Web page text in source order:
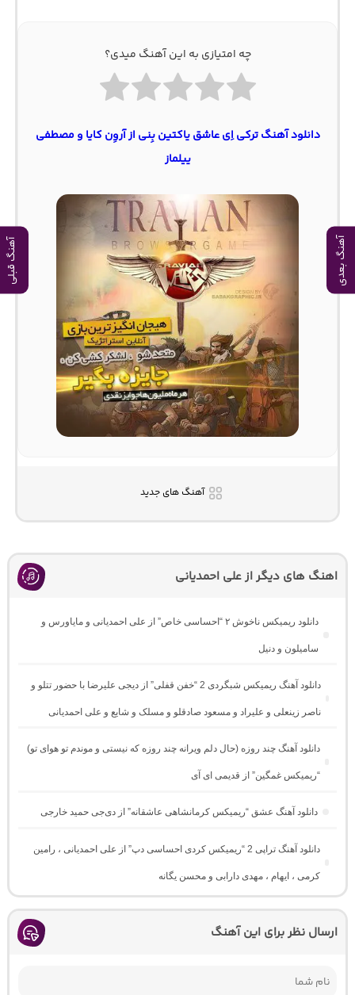
آهنگ بعدی آهنگ قبلی
چه امتیازی به این آهنگ میدی؟
دانلود آهنگ ترکی اِی عاشق یاکتین بِنی از آروِن کایا و مصطفی
ییلماز
آهنگ های جدید
اهنگ های دیگر از علی احمدیانی
دانلود ریمیکس ناخوش ۲ “احساسی خاص” از علی احمدیانی و مایاورس و
سامیلون و دنیل
دانلود آهنگ ریمیکس شبگردی 2 “خفن قفلی” از دیجی علیرضا با حضور تتلو و
ناصر زینعلی و علیراد و مسعود صادقلو و مسلک و شایع و علی احمدیانی
دانلود آهنگ چند روزه (حال دلم ویرانه چند روزه که نیستی و موندم تو هوای تو)
“ریمیکس غمگین” از قدیمی ای آی
دانلود آهنگ عشق “ریمیکس کرمانشاهی عاشقانه” از دی‌جی حمید خارجی
دانلود آهنگ تراپی 2 “ریمیکس کردی احساسی دپ” از علی احمدیانی ، رامین
کرمی ، ایهام ، مهدی دارابی و محسن یگانه
ارسال نظر برای این آهنگ